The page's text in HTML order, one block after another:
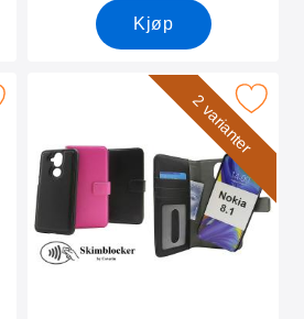
Kjøp
Nokia 8.1 som favoritt 2 varianter
Merk skimblocker Magnet Wallet